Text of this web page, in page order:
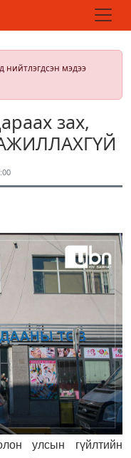
нийтлэгдсэн мэдээ
зах,
улсын гүйлтийн